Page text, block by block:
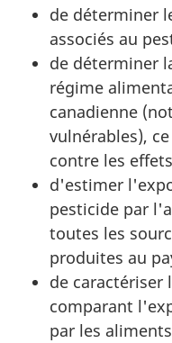
de déterminer
associés au
de déterminer
régime
canadienne
vulnérables),
contre les
d'estimer
pesticide par
toutes les
produites au
de caractériser
comparant
par les